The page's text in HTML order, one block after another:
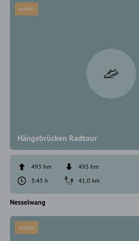
Hängebrücken Radtour
mittel
493 hm
493 hm
3:45 h
41,0 km
Nesselwang
mittel